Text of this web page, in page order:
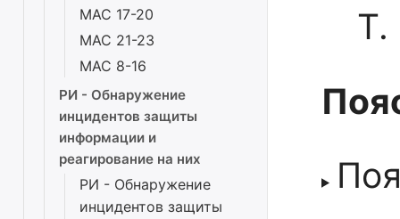
МАС 17-20
МАС 21-23
МАС 8-16
РИ - Обнаружение
инцидентов защиты
информации и
реагирование на них
РИ - Обнаружение
инцидентов защиты
Т.